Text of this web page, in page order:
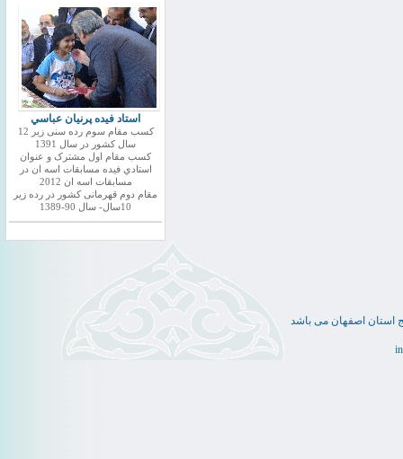
استاد فيده پرنيان عباسي
کسب مقام سوم رده سنی زیر 12
سال کشور در سال 1391
کسب مقام اول مشترک و عنوان
استادي فيده مسابقات اسه ان در
مسابقات اسه ان 2012
مقام دوم قهرمانی کشور در رده زیر
10سال- سال 90-1389
استان اصفهان می باشد